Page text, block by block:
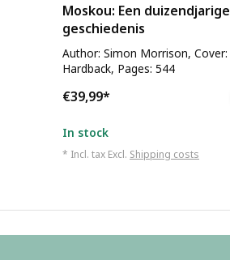
Moskou: Een duizendjarige
geschiedenis
Author: Simon Morrison, Cover:
Hardback, Pages: 544
€39,99*
In stock
* Incl. tax Excl. Shipping costs